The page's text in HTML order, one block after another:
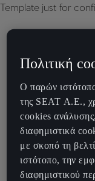
Template just for
Πολιτική
Ο παρών
της SEAT Α.Ε.,
cookies
διαφημιστικά
με σκοπό τη
ιστότοπο, την
διαφημιστικού